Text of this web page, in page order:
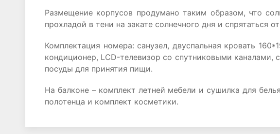
Размещение корпусов продумано таким образом, что
прохладой в тени на закате солнечного дня и спрятаться
Комплектация номера: санузел, двуспальная кровать
кондиционер, LCD-телевизор со спутниковыми каналами,
посуды для принятия пищи.
На балконе – комплект летней мебели и сушилка для
полотенца и комплект косметики.